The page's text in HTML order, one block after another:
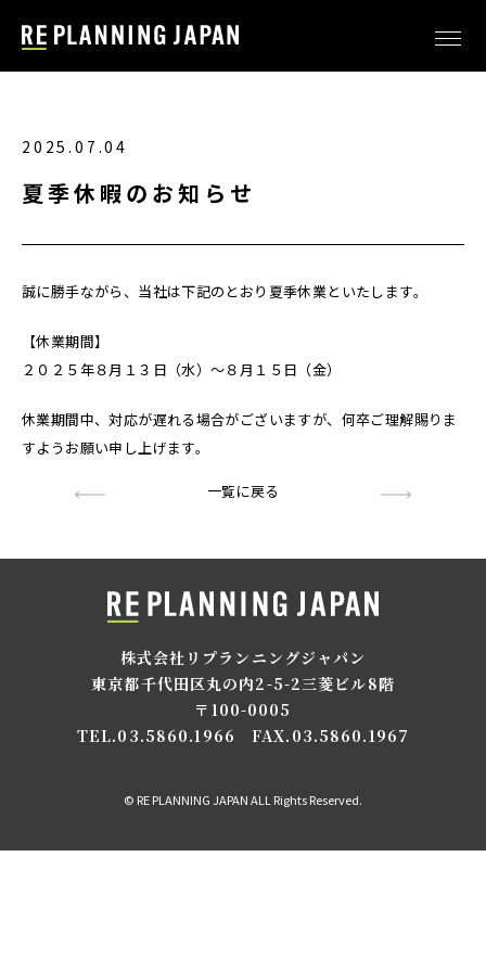
2025.07.04
夏季休暇のお知らせ
誠に勝手ながら、当社は下記のとおり夏季休業といたします。
【休業期間】
２０２５年８月１３日（水）～８月１５日（金）
休業期間中、対応が遅れる場合がございますが、何卒ご理解賜りま
すようお願い申し上げます。
一覧に戻る
株式会社リプランニングジャパン
東京都千代田区丸の内2-5-2三菱ビル8階
〒100-0005
TEL.03.5860.1966
FAX.03.5860.1967
© RE PLANNING JAPAN ALL Rights Reserved.